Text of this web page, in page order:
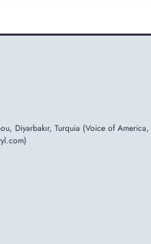
Diyarbakır, Turquia (Voice of America,